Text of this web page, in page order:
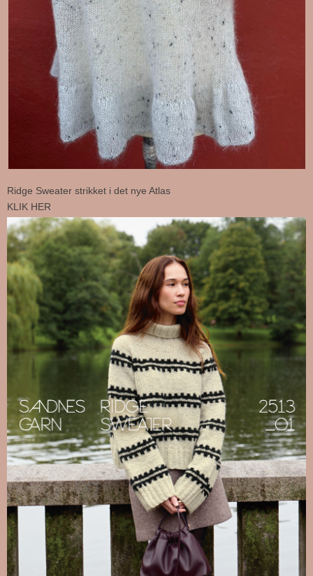
Ridge Sweater strikket i det nye Atlas
KLIK HER